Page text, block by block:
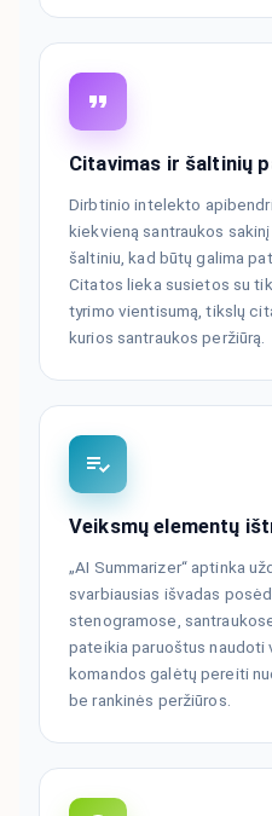
Citavimas ir šaltinių
Dirbtinio intelekto
kiekvieną santraukos
šaltiniu, kad būtų galima
Citatos lieka susietos su
tyrimo vientisumą, tikslų
kurios santraukos peržiūrą.
Veiksmų elementų
„AI Summarizer“ aptinka
svarbiausias išvadas
stenogramose,
pateikia paruoštus naudoti
komandos galėtų pereiti
be rankinės peržiūros.